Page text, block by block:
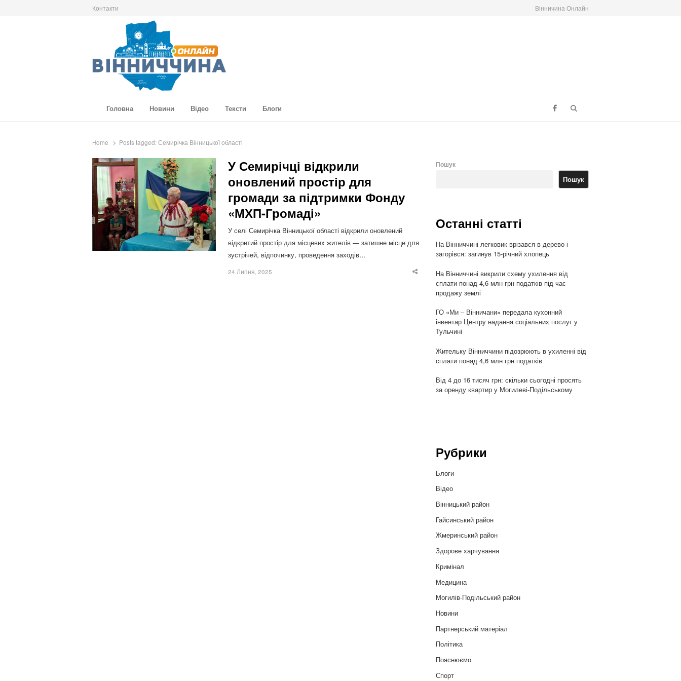
Контакти Вінничина Онлайн
Головна
Новини Відео Тексти Блоги
Home Posts tagged: Семирічка Вінницької області
У Семирічці відкрили
оновлений простір для
громади за підтримки Фонду
«МХП-Громаді»
У селі Семирічка Вінницької області відкрили оновлений
відкритий простір для місцевих жителів — затишне місце для
зустрічей, відпочинку, проведення заходів…
24 Липня, 2025
Share
Пошук
Пошук
Останні статті
На Вінниччині легковик врізався в дерево і
загорівся: загинув 15-річний хлопець
На Вінниччині викрили схему ухилення від
сплати понад 4,6 млн грн податків під час
продажу землі
ГО «Ми – Вінничани» передала кухонний
інвентар Центру надання соціальних послуг у
Тульчині
Жительку Вінниччини підозрюють в ухиленні від
сплати понад 4,6 млн грн податків
Від 4 до 16 тисяч грн: скільки сьогодні просять
за оренду квартир у Могилеві-Подільському
Рубрики
Блоги
Відео
Вінницький район
Гайсинський район
Жмеринський район
Здорове харчування
Кримінал
Медицина
Могилів-Подільський район
Новини
Партнерський матеріал
Політика
Пояснюємо
Спорт